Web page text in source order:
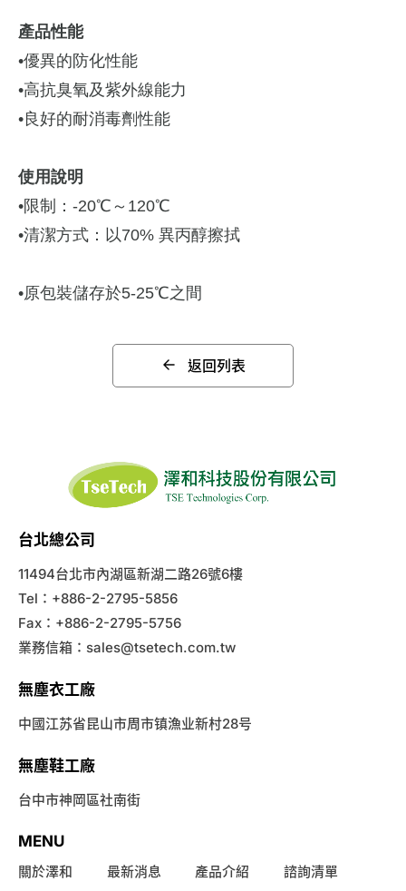
產品性能
•優異的防化性能
•高抗臭氧及紫外線能力
•良好的耐消毒劑性能
使用說明
•限制：-20℃～120℃
•清潔方式：以70% 異丙醇擦拭
•原包裝儲存於5-25℃之間
返回列表
台北總公司
11494台北市內湖區新湖二路26號6樓
Tel：+886-2-2795-5856
Fax：+886-2-2795-5756
業務信箱： sales@tsetech.com.tw
無塵衣工廠
中國江苏省昆山市周市镇漁业新村28号
無塵鞋工廠
台中市神岡區社南街
MENU
關於澤和 最新消息 產品介紹 諮詢清單